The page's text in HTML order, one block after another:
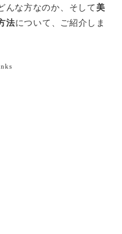
んな方なのか、そして美
法について、ご紹介しま